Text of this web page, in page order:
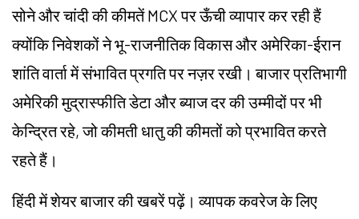
सोने और चांदी की कीमतें MCX पर ऊँची व्यापार कर रही हैं
क्योंकि निवेशकों ने भू-राजनीतिक विकास और अमेरिका-ईरान
शांति वार्ता में संभावित प्रगति पर नज़र रखी। बाजार प्रतिभागी
अमेरिकी मुद्रास्फीति डेटा और ब्याज दर की उम्मीदों पर भी
केन्द्रित रहे, जो कीमती धातु की कीमतों को प्रभावित करते
रहते हैं।
हिंदी में शेयर बाजार की खबरें पढ़ें। व्यापक कवरेज के लिए